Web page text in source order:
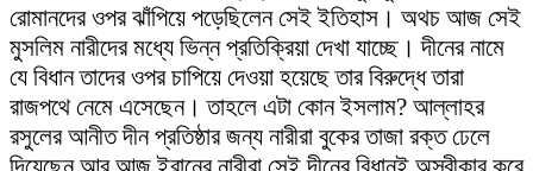
রোমানদের ওপর ঝাঁপিয়ে পড়েছিলেন সেই ইতিহাস। অথচ আজ সেই
মুসলিম নারীদের মধ্যে ভিন্ন প্রতিক্রিয়া দেখা যাচ্ছে। দীনের নামে
যে বিধান তাদের ওপর চাপিয়ে দেওয়া হয়েছে তার বিরুদ্ধে তারা
রাজপথে নেমে এসেছেন। তাহলে এটা কোন ইসলাম? আল্লাহর
রসুলের আনীত দীন প্রতিষ্ঠার জন্য নারীরা বুকের তাজা রক্ত ঢেলে